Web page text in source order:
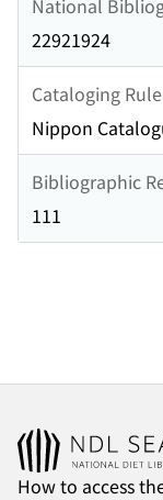
22921924
Cataloging Rule
Nippon
Bibliographic
111
How to access